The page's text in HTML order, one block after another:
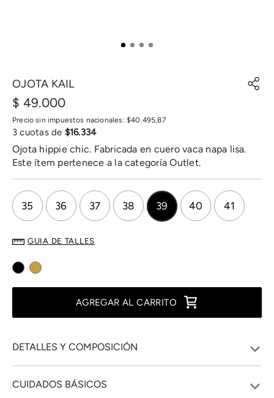
OJOTA KAIL
$ 49.000
Precio sin impuestos nacionales: $40.495,87
3 cuotas de $16.334
Ojota hippie chic. Fabricada en cuero vaca napa lisa.
Este ítem pertenece a la categoría Outlet.
35 36 37 38 39 40 41
GUIA DE TALLES
AGREGAR AL CARRITO
DETALLES Y COMPOSICIÓN
CUIDADOS BÁSICOS